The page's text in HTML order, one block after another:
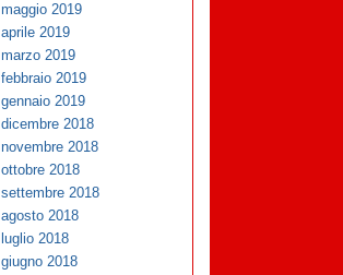
maggio 2019
aprile 2019
marzo 2019
febbraio 2019
gennaio 2019
dicembre 2018
novembre 2018
ottobre 2018
settembre 2018
agosto 2018
luglio 2018
giugno 2018